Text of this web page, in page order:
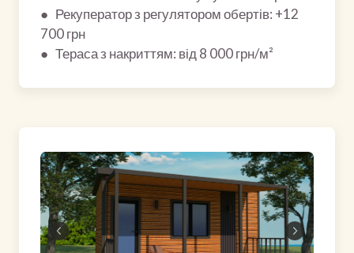
● Рекуператор з регулятором обертів: +12
700 грн
● Тераса з накриттям: від 8 000 грн/м²